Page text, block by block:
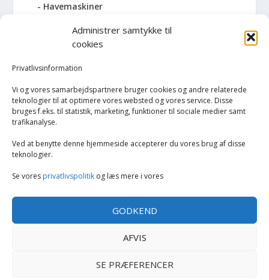
Administrer samtykke til
cookies
Privatlivsinformation
Vi og vores samarbejdspartnere bruger cookies og andre relaterede
teknologier til at optimere vores websted og vores service. Disse
bruges f.eks. til statistik, marketing, funktioner til sociale medier samt
trafikanalyse.
Ved at benytte denne hjemmeside accepterer du vores brug af disse
teknologier.
Se vores privatlivspolitik og læs mere i vores
GODKEND
AFVIS
SE PRÆFERENCER
Havemaskiner
Hvidevarer
Køkken
Opvarmning
Rengøring
Støvsugere
Tilbehør til støvsugere og rengøring